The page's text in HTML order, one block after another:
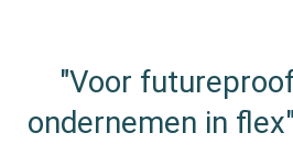
"Voor
ondernemen in flex"